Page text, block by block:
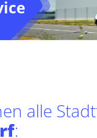
alle
: